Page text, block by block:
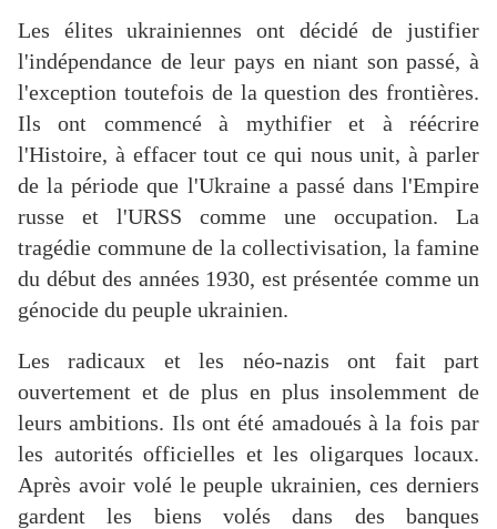
Les élites ukrainiennes ont décidé de justifier
l'indépendance de leur pays en niant son passé, à
l'exception toutefois de la question des frontières.
Ils ont commencé à mythifier et à réécrire
l'Histoire, à effacer tout ce qui nous unit, à parler
de la période que l'Ukraine a passé dans l'Empire
russe et l'URSS comme une occupation. La
tragédie commune de la collectivisation, la famine
du début des années 1930, est présentée comme un
génocide du peuple ukrainien.
Les radicaux et les néo-nazis ont fait part
ouvertement et de plus en plus insolemment de
leurs ambitions. Ils ont été amadoués à la fois par
les autorités officielles et les oligarques locaux.
Après avoir volé le peuple ukrainien, ces derniers
gardent les biens volés dans des banques